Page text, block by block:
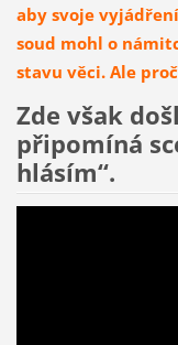
aby svoje
soud mohl o
stavu věci. Ale
Zde však
připomíná
hlásím“.